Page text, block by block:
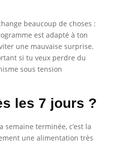
beaucoup de choses :
est adapté à ton
une mauvaise surprise.
si tu veux perdre du
sous tension
les 7 jours ?
semaine terminée, c’est la
une alimentation très